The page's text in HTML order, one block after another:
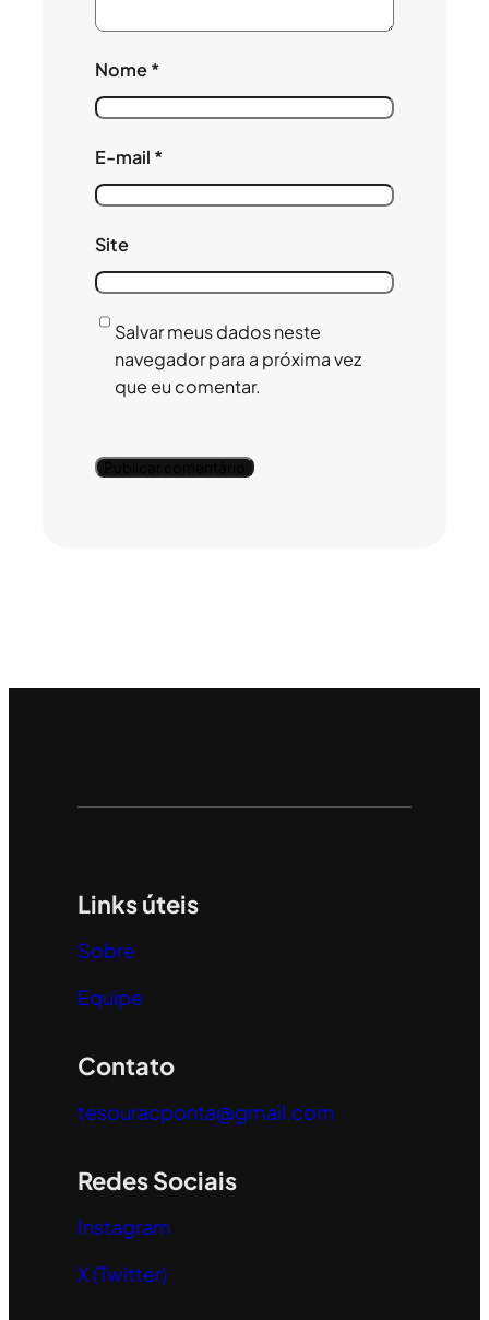
Nome*
E-mail *
Site
Salvar meus dados neste
navegador para a próxima vez
que eu comentar.
Links úteis
Sobre
Equipe
Contato
tesouracponta@gmail.com
Redes Sociais
Instagram
X (Twitter)